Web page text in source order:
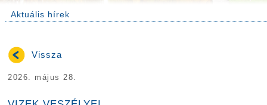
Aktuális hírek
Vissza
2026. május 28.